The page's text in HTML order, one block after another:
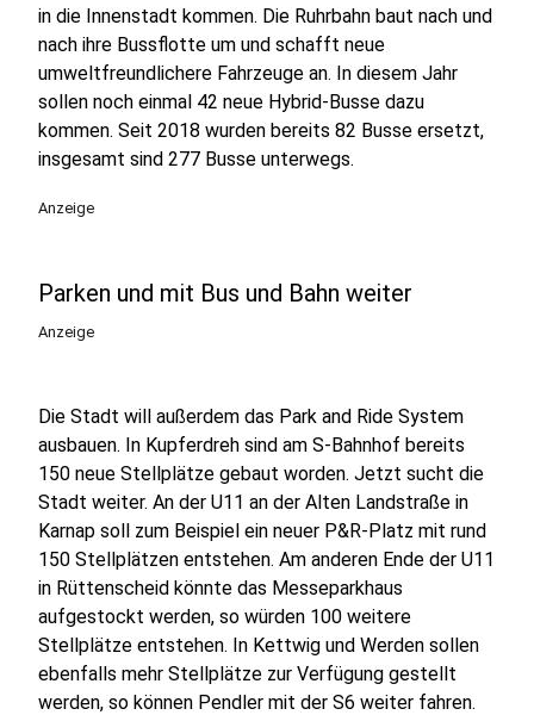
in die Innenstadt kommen. Die Ruhrbahn baut nach und
nach ihre Bussflotte um und schafft neue
umweltfreundlichere Fahrzeuge an. In diesem Jahr
sollen noch einmal 42 neue Hybrid-Busse dazu
kommen. Seit 2018 wurden bereits 82 Busse ersetzt,
insgesamt sind 277 Busse unterwegs.
Anzeige
Parken und mit Bus und Bahn weiter
Anzeige
Die Stadt will außerdem das Park and Ride System
ausbauen. In Kupferdreh sind am S-Bahnhof bereits
150 neue Stellplätze gebaut worden. Jetzt sucht die
Stadt weiter. An der U11 an der Alten Landstraße in
Karnap soll zum Beispiel ein neuer P&R-Platz mit rund
150 Stellplätzen entstehen. Am anderen Ende der U11
in Rüttenscheid könnte das Messeparkhaus
aufgestockt werden, so würden 100 weitere
Stellplätze entstehen. In Kettwig und Werden sollen
ebenfalls mehr Stellplätze zur Verfügung gestellt
werden, so können Pendler mit der S6 weiter fahren.